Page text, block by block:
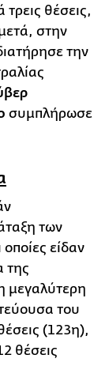
θέσεις,
στην
την
συμπλήρωσε
των
είδαν
της
μεγαλύτερη
του
(123η),
θέσεις